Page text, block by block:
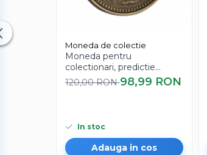
Moneda de colectie
Moneda pentru
colectionari, predictie
decizie, Gothic Copper Yes
or No, aramie
120,00 RON98,99 RON
In stoc
Adauga in cos